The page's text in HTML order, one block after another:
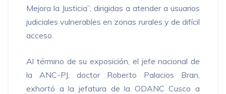
Mejora la Justicia”, dirigidas a atender a usuarios
judiciales vulnerables en zonas rurales y de difícil
acceso.
Al término de su exposición, el jefe nacional de
la ANC-PJ, doctor Roberto Palacios Bran,
exhortó a la jefatura de la ODANC Cusco a